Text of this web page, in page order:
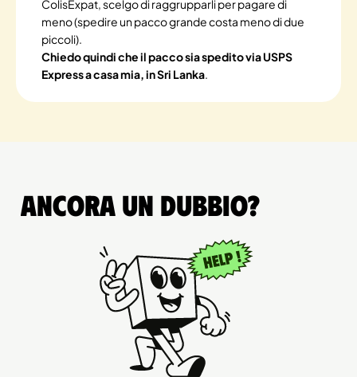
ColisExpat, scelgo di raggrupparli per pagare di
meno (spedire un pacco grande costa meno di due
piccoli).
Chiedo quindi che il pacco sia spedito via USPS
Express a casa mia, in Sri Lanka.
Ancora un dubbio?